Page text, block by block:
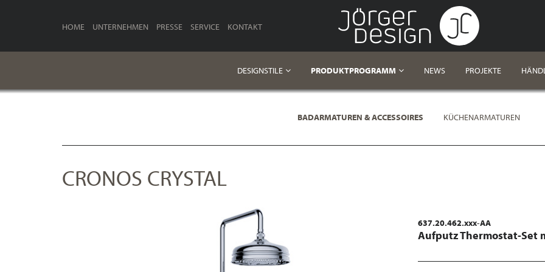
HOME UNTERNEHMEN PRESSE SERVICE KONTAKT
DESIGNSTILE PRODUKTPROGRAMM NEWS PROJEKTE
BADARMATUREN & ACCESSOIRES KÜCHENARMATUREN
CRONOS CRYSTAL
637.20.462.xxx-AA
Aufputz Thermostat-Set